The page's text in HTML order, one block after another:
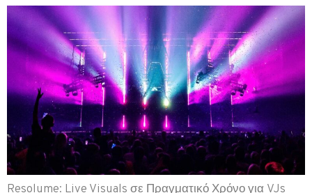
Resolume: Live Visuals σε Πραγματικό Χρόνο για VJs